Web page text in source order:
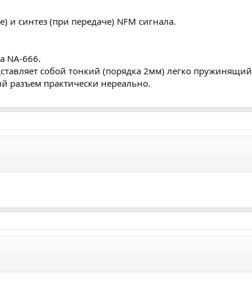
синтез (при передаче) NFM сигнала.
NA-666.
собой тонкий (порядка 2мм) легко
разъем практически нереально.